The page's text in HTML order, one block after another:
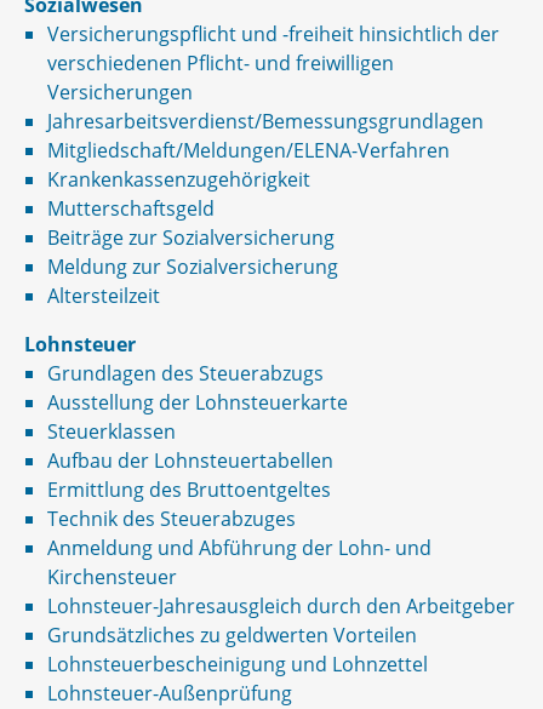
Versicherungspflicht und -freiheit hinsichtlich der
verschiedenen Pflicht- und freiwilligen
Versicherungen
Jahresarbeitsverdienst/Bemessungsgrundlagen
Mitgliedschaft/Meldungen/ELENA-Verfahren
Krankenkassenzugehörigkeit
Mutterschaftsgeld
Beiträge zur Sozialversicherung
Meldung zur Sozialversicherung
Altersteilzeit
Lohnsteuer
Grundlagen des Steuerabzugs
Ausstellung der Lohnsteuerkarte
Steuerklassen
Aufbau der Lohnsteuertabellen
Ermittlung des Bruttoentgeltes
Technik des Steuerabzuges
Anmeldung und Abführung der Lohn- und
Kirchensteuer
Lohnsteuer-Jahresausgleich durch den Arbeitgeber
Grundsätzliches zu geldwerten Vorteilen
Lohnsteuerbescheinigung und Lohnzettel
Lohnsteuer-Außenprüfung